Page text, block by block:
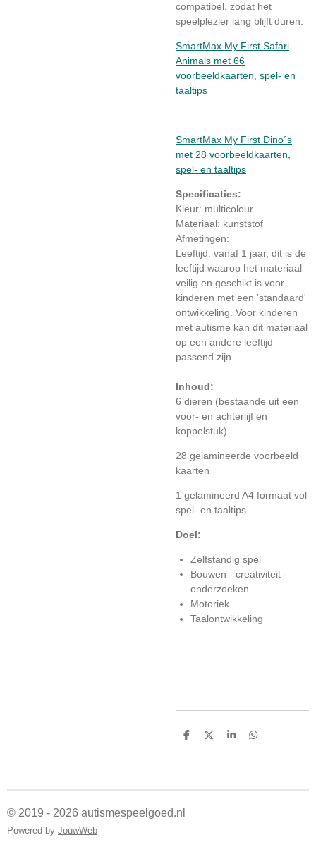
compatibel, zodat het
speelplezier lang blijft duren:
SmartMax My First Safari
Animals met 66
voorbeeldkaarten, spel- en
taaltips
SmartMax My First Dino´s
met 28 voorbeeldkaarten,
spel- en taaltips
Specificaties:
Kleur: multicolour
Materiaal: kunststof
Afmetingen:
Leeftijd: vanaf 1 jaar, dit is de
leeftijd waarop het materiaal
veilig en geschikt is voor
kinderen met een 'standaard'
ontwikkeling. Voor kinderen
met autisme kan dit materiaal
op een andere leeftijd
passend zijn.
Inhoud:
6 dieren (bestaande uit een
voor- en achterlijf en
koppelstuk)
28 gelamineerde voorbeeld
kaarten
1 gelamineerd A4 formaat vol
spel- en taaltips
Doel:
Zelfstandig spel
Bouwen - creativiteit -
onderzoeken
Motoriek
Taalontwikkeling
D
D
S
D
© 2019 - 2026 autismespeelgoed.nl
Powered by JouwWeb